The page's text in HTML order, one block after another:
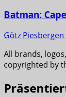
Batman:
Götz Piesbergen
All brands,
copyrighted by